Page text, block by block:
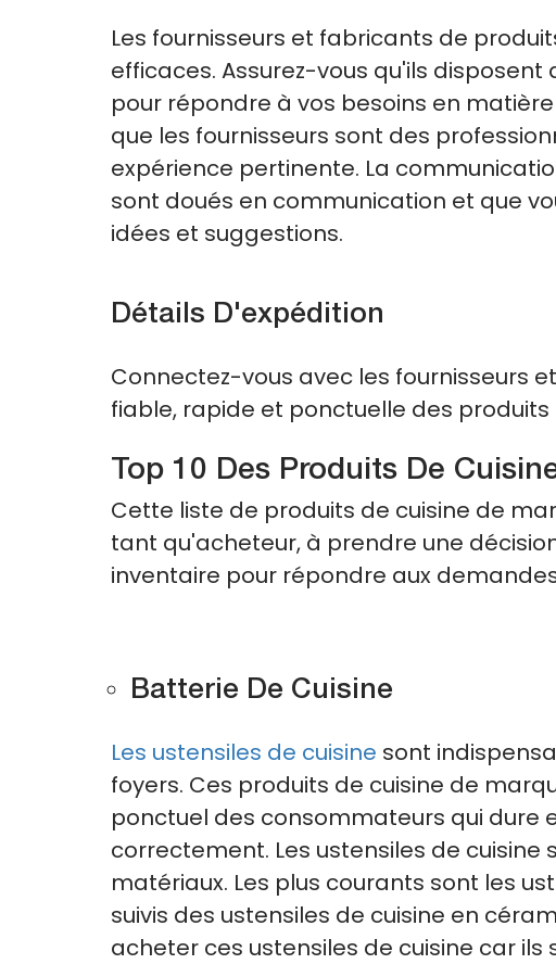
Les fournisseurs et fabricants de
efficaces. Assurez-vous qu'ils
pour répondre à vos besoins en
que les fournisseurs sont des
expérience pertinente. La
sont doués en communication et que
idées et suggestions.
Détails D'expédition
Connectez-vous avec les fournisseurs
fiable, rapide et ponctuelle des
Top 10 Des Produits De
Cette liste de produits de cuisine de
tant qu'acheteur, à prendre une
inventaire pour répondre aux
Batterie De Cuisine
Les ustensiles de cuisine sont
foyers. Ces produits de cuisine de
ponctuel des consommateurs qui dure
correctement. Les ustensiles de
matériaux. Les plus courants sont les
suivis des ustensiles de cuisine en
acheter ces ustensiles de cuisine car